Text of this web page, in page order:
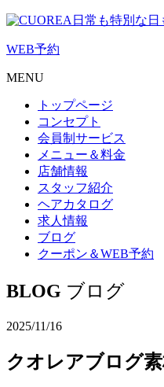
日常も特別な日
WEB予約
MENU
トップページ
コンセプト
会員制サービス
メニュー＆料金
店舗情報
スタッフ紹介
ヘアカタログ
求人情報
ブログ
クーポン＆WEB予約
BLOG ブログ
2025/11/16
クオレアブログ